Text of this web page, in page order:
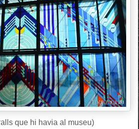
que hi havia al museu)